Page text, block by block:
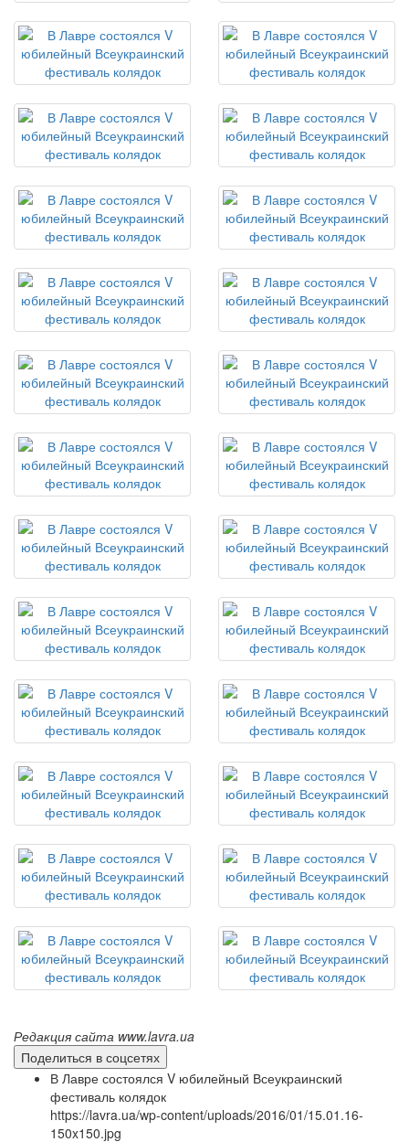
Редакция сайта www.lavra.ua
Поделиться в соцсетях
В Лавре состоялся V юбилейный Всеукраинский
фестиваль колядок
https://lavra.ua/wp-content/uploads/2016/01/15.01.16-
150x150.jpg